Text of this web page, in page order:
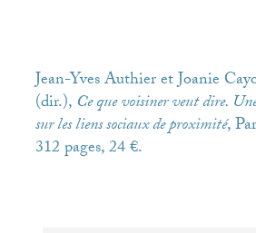
Jean-Yves Authier et Joanie
(dir.), Ce que voisiner veut dire.
sur les liens sociaux de proximité,
312 pages, 24 €.